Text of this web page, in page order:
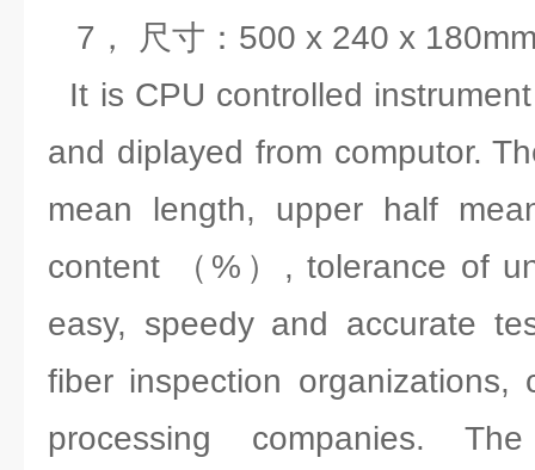
7， 尺寸：500 x 240 x
It is CPU controlled
and diplayed from computor.
mean length, upper half
content （%）, tolerance of
easy, speedy and accurate
fiber inspection organizations,
processing companies.